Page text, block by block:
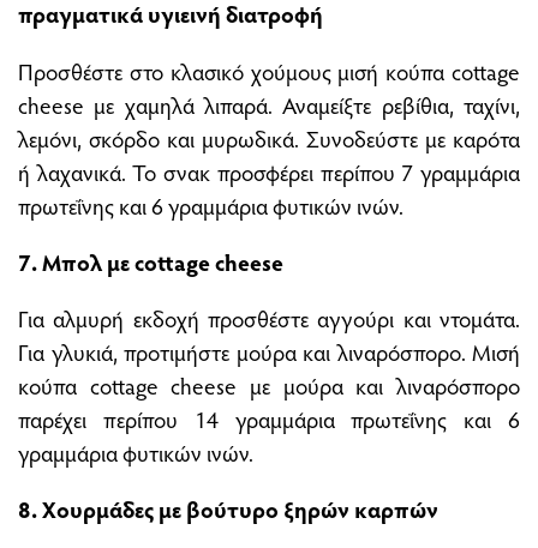
πραγματικά υγιεινή διατροφή
Προσθέστε στο κλασικό χούμους μισή κούπα cottage
cheese με χαμηλά λιπαρά. Αναμείξτε ρεβίθια, ταχίνι,
λεμόνι, σκόρδο και μυρωδικά. Συνοδεύστε με καρότα
ή λαχανικά. Το σνακ προσφέρει περίπου 7 γραμμάρια
πρωτεΐνης και 6 γραμμάρια φυτικών ινών.
7. Μπολ με cottage cheese
Για αλμυρή εκδοχή προσθέστε αγγούρι και ντομάτα.
Για γλυκιά, προτιμήστε μούρα και λιναρόσπορο. Μισή
κούπα cottage cheese με μούρα και λιναρόσπορο
παρέχει περίπου 14 γραμμάρια πρωτεΐνης και 6
γραμμάρια φυτικών ινών.
8. Χουρμάδες με βούτυρο ξηρών καρπών